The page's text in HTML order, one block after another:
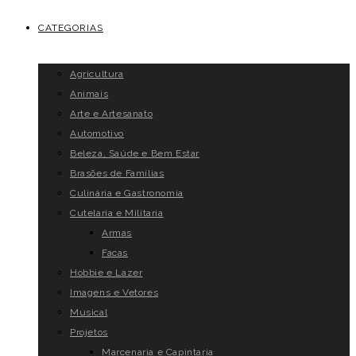
CATEGORIAS
Agricultura
Animais
Arte e Artesanato
Automotivo
Beleza, Saúde e Bem Estar
Brasões de Famílias
Culinária e Gastronomia
Cutelaria e Militaria
Armas
Facas
Hobbie e Lazer
Imagens e Vetores
Musical
Projetos
Marcenaria e Capintaria